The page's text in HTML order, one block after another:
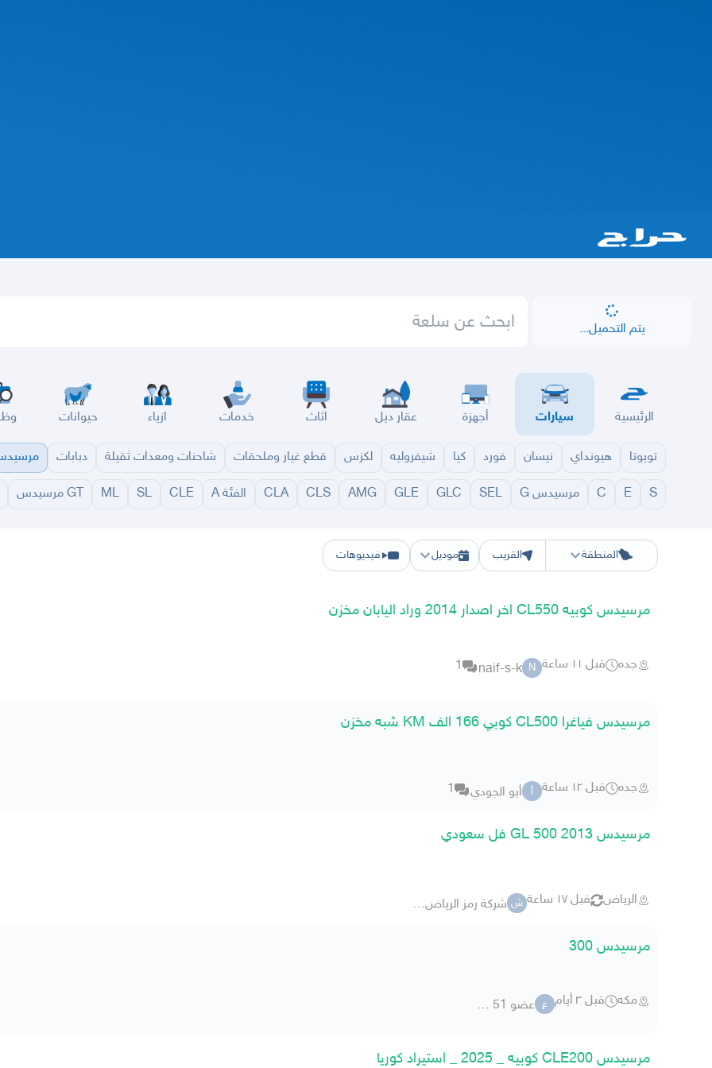
يتم التحميل...
الرئيسية سيارات أجهزة عقار ديل اثاث خدمات ازياء حيوانات
تويوتا هيونداي نيسان فورد كيا شيفروليه لكزس قطع غيار وملحقات شاحنات ومعدات ثقيلة دبابات
S
E
C مرسيدس G SEL
GLC
GLE
AMG
CLS
CLA الفئة A CLE
SL
ML GT مرسيدس
المنطقة
الرياض الشرقيه حفر الباطن المدينة الطايف القصيم الباحة
القريب موديل فيديوهات
مرسيدس كوبيه CL550 اخر اصدار 2014 وراد اليابان مخزن
جده قبل ١١ ساعة N
naif-s-k
1
مرسيدس فياغرا CL500 كوبي 166 الف KM شبه مخزن
جده قبل ١٢ ساعة أ أبو الجودي 1
مرسيدس 2013 GL 500 فل سعودي
الرياض قبل ١٧ ساعة ش شركة رمز الرياض للسيارات 90
مرسيدس 300
مكه قبل ٣ أيام ع عضو 51 05266
مرسيدس CLE200 كوبيه _ 2025 _ استيراد كوريا